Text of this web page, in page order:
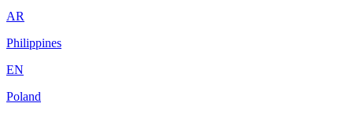
AR
Philippines
EN
Poland